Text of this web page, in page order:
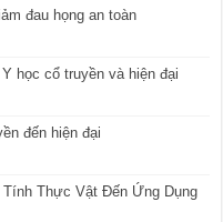
đau họng an toàn
học cổ truyền và hiện đại
đến hiện đại
Thực Vật Đến Ứng Dụng